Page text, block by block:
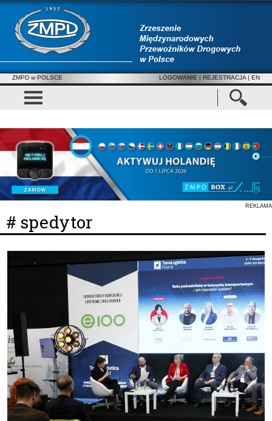
ZMPD w POLSCE LOGOWANIE | REJESTRACJA | EN
REKLAMA
# spedytor